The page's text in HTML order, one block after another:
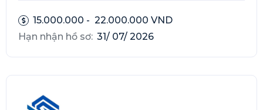
15.000.000 - 22.000.000 VND
Hạn nhận hồ sơ: 31/ 07/ 2026